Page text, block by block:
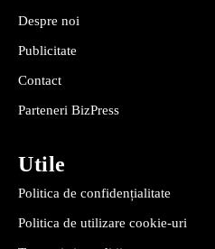
Despre noi
Publicitate
Contact
Parteneri BizPress
Utile
Politica de confidențialitate
Politica de utilizare cookie-uri